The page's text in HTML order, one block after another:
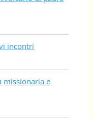
incontri
missionaria e